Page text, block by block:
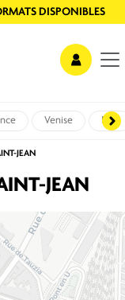
DISPONIBLES
Venise Pise
JEAN
JEAN